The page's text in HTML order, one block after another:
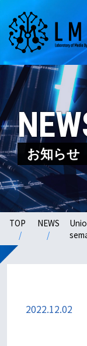
お知らせ
TOP NEWS
2022.12.02